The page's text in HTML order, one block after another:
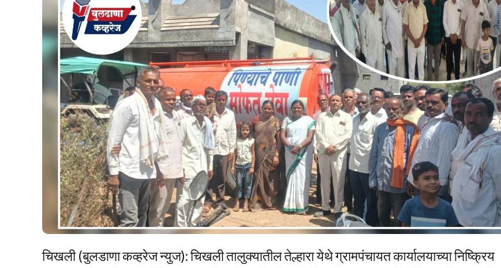
चिखली (बुलडाणा कव्हरेज न्युज): चिखली तालुक्यातील तेल्हारा येथे ग्रामपंचायत कार्यालयाच्या निष्क्रिय